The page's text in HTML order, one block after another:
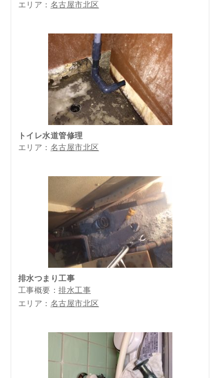
エリア： 名古屋市北区
トイレ水道管修理
エリア： 名古屋市北区
排水つまり工事
工事概要：排水工事
エリア： 名古屋市北区